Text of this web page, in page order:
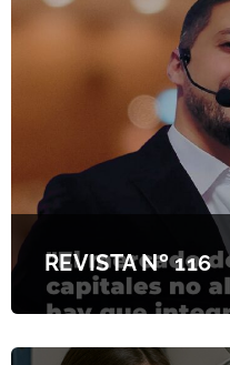
REVISTA Nº 116